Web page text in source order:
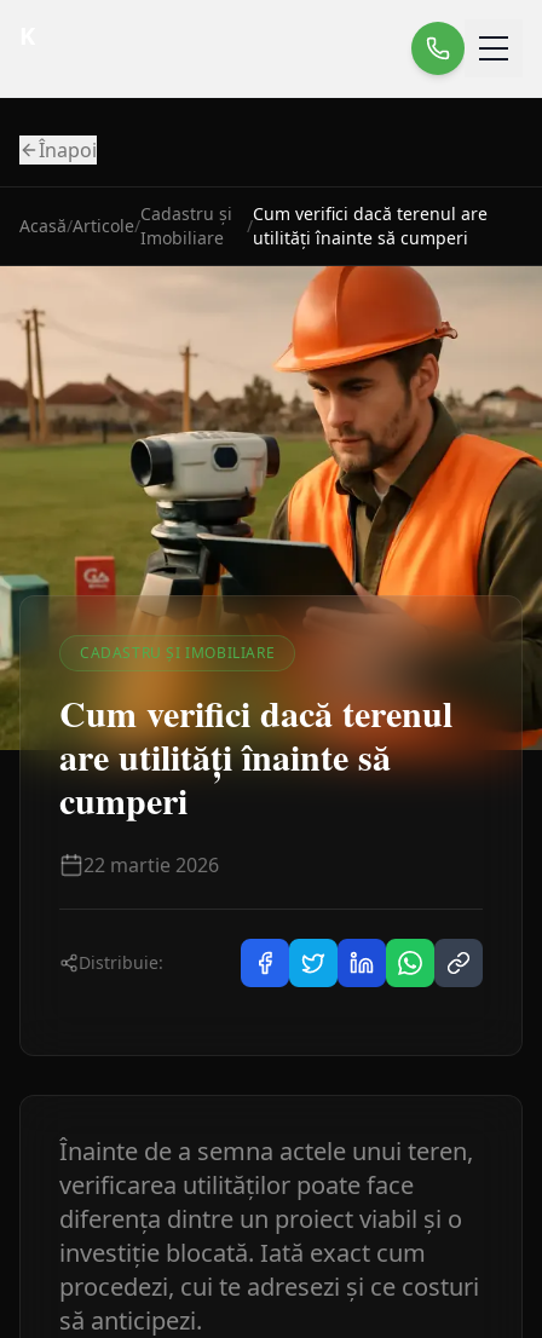
Înapoi
Acasă/Articole/
Cadastru și
Imobiliare
/
Cum verifici dacă terenul are
utilități înainte să cumperi
CADASTRU ȘI IMOBILIARE
Cum verifici dacă terenul
are utilități înainte să
cumperi
22 martie 2026
Distribuie:
Înainte de a semna actele unui teren,
verificarea utilităților poate face
diferența dintre un proiect viabil și o
investiție blocată. Iată exact cum
procedezi, cui te adresezi și ce costuri
să anticipezi.